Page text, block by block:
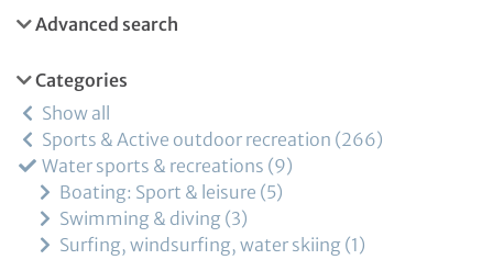
Advanced search
Categories
Show all
Sports & Active outdoor recreation 266
Water sports & recreations 9
Boating: Sport & leisure 5
Swimming & diving 3
Surfing, windsurfing, water skiing 1